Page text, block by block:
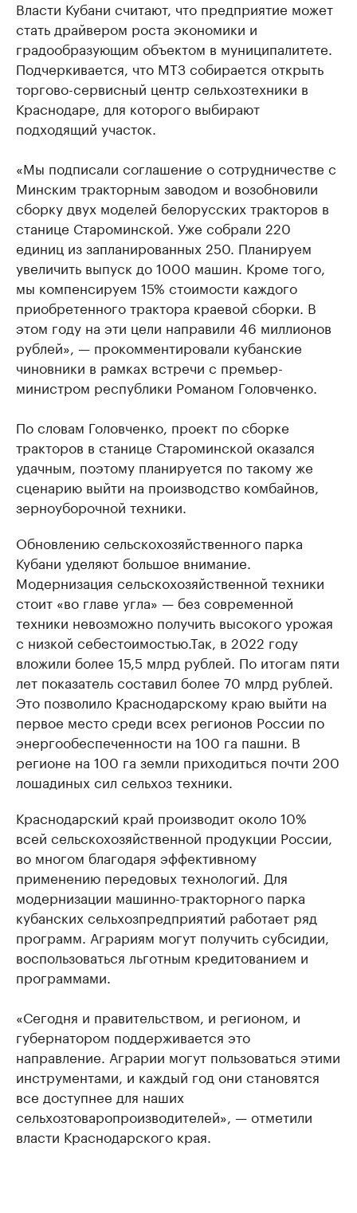
Власти Кубани считают, что предприятие может
стать драйвером роста экономики и
градообразующим объектом в муниципалитете.
Подчеркивается, что МТЗ собирается открыть
торгово-сервисный центр сельхозтехники в
Краснодаре, для которого выбирают
подходящий участок.
«Мы подписали соглашение о сотрудничестве с
Минским тракторным заводом и возобновили
сборку двух моделей белорусских тракторов в
станице Староминской. Уже собрали 220
единиц из запланированных 250. Планируем
увеличить выпуск до 1000 машин. Кроме того,
мы компенсируем 15% стоимости каждого
приобретенного трактора краевой сборки. В
этом году на эти цели направили 46 миллионов
рублей», — прокомментировали кубанские
чиновники в рамках встречи с премьер-
министром республики Романом Головченко.
По словам Головченко, проект по сборке
тракторов в станице Староминской оказался
удачным, поэтому планируется по такому же
сценарию выйти на производство комбайнов,
зерноуборочной техники.
Обновлению сельскохозяйственного парка
Кубани уделяют большое внимание.
Модернизация сельскохозяйственной техники
стоит «во главе угла» — без современной
техники невозможно получить высокого урожая
с низкой себестоимостью.Так, в 2022 году
вложили более 15,5 млрд рублей. По итогам пяти
лет показатель составил более 70 млрд рублей.
Это позволило Краснодарскому краю выйти на
первое место среди всех регионов России по
энергообеспеченности на 100 га пашни. В
регионе на 100 га земли приходиться почти 200
лошадиных сил сельхоз техники.
Краснодарский край производит около 10%
всей сельскохозяйственной продукции России,
во многом благодаря эффективному
применению передовых технологий. Для
модернизации машинно-тракторного парка
кубанских сельхозпредприятий работает ряд
программ. Аграриям могут получить субсидии,
воспользоваться льготным кредитованием и
программами.
«Сегодня и правительством, и регионом, и
губернатором поддерживается это
направление. Аграрии могут пользоваться этими
инструментами, и каждый год они становятся
все доступнее для наших
сельхозтоваропроизводителей», — отметили
власти Краснодарского края.